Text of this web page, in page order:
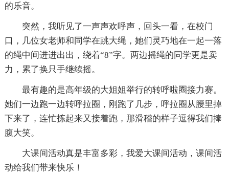
的乐音。
突然，我听见了一声声欢呼声，回头一看，在校门
口，几位女老师和同学在跳大绳，她们灵巧地在一起一落
的绳中间进进出出，绕着“8”字。两边摇绳的同学更是卖
力，累了换只手继续摇。
最有趣的是高年级的大姐姐举行的转呼啦圈接力赛。
她们一边跑一边转呼拉圈，刚跑了几步，呼拉圈从腰里掉
下来了，连忙拣起来又接着跑，那滑稽的样子逗得我们捧
腹大笑。
大课间活动真是丰富多彩，我爱大课间活动，课间活
动给我们带来快乐！